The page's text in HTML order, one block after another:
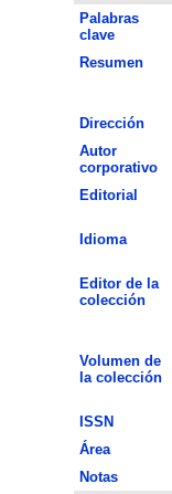
Palabras
clave
Resumen
Dirección
Autor
corporativo
Editorial
Idioma
Editor de la
colección
Volumen de
la colección
ISSN
Área
Notas